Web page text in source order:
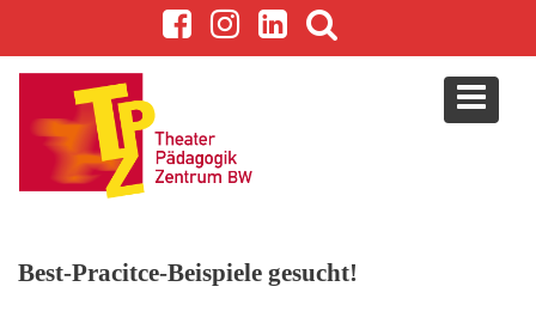
Best-Pracitce-Beispiele gesucht!